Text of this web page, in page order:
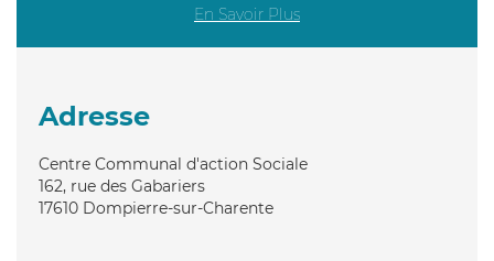
En Savoir Plus
Adresse
Centre Communal d'action Sociale
162, rue des Gabariers
17610 Dompierre-sur-Charente